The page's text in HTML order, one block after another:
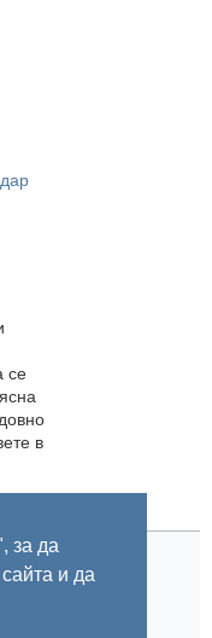
за да
и да
се
в
ни